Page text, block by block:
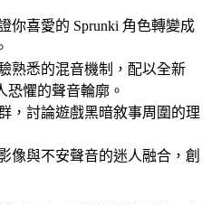
你喜愛的 Sprunki 角色轉變成
熟悉的混音機制，配以全新
恐懼的聲音輪廓。
，討論遊戲黑暗敘事周圍的理
像與不安聲音的迷人融合，創